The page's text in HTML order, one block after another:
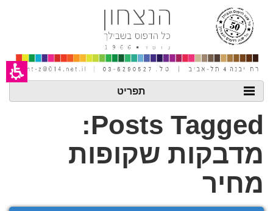
אינטרנט,
אנטר
לאזור
תוכן
תפריט
Posts Tagged:
מדבקות שקופות
מחיר